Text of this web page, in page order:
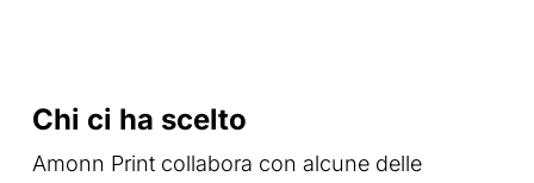
Chi ci ha scelto
Amonn Print collabora con alcune delle